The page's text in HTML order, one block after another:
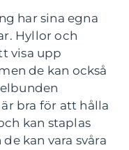
har sina egna
Hyllor och
visa upp
de kan också
bra för att hålla
kan staplas
kan vara svåra